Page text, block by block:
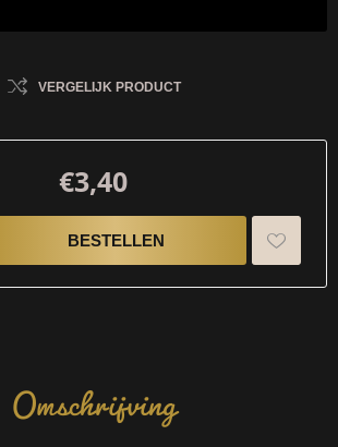
VERGELIJK PRODUCT
€3,40
Omschrijving